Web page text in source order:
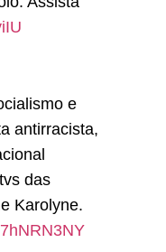
e
antirracista,
das
Karolyne.